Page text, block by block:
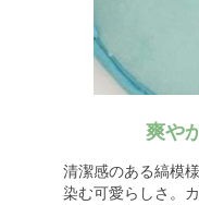
爽や
清潔感のある縞模
染む可愛らしさ。